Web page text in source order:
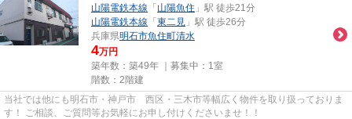
山陽電鉄本線 「 山陽魚住 」駅 徒歩21分
山陽電鉄本線 「 東二見 」駅 徒歩26分
兵庫県明石市魚住町清水
4万円
築年数：築49年 ｜募集中： 1室
階数：2階建
当社では他にも明石市・神戸市 西区・三木市等幅広く物件を取り扱っておりま
す！ ご相談、ご質問等お気軽にお申し付けくださいませ！！